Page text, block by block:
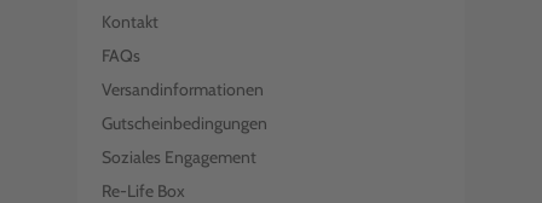
Kontakt
FAQs
Versandinformationen
Gutscheinbedingungen
Soziales Engagement
Re-Life Box